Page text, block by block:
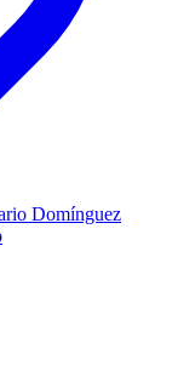
Domínguez